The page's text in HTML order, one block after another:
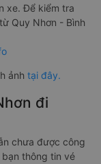
xe. Để kiểm tra
Quy Nhơn - Bình
ảnh tại đây.
đi
chưa được công
thông tin vé